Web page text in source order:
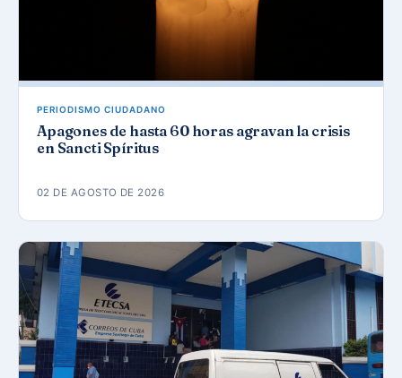
PERIODISMO CIUDADANO
Apagones de hasta 60 horas agravan la crisis
en Sancti Spíritus
02 DE AGOSTO DE 2026